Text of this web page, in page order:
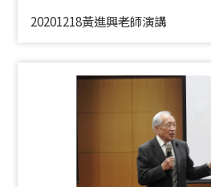
20201218黃進興老師演講